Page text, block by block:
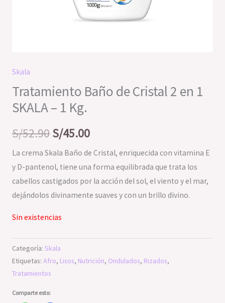
Skala
Tratamiento Baño de Cristal 2 en 1
SKALA – 1 Kg.
S/52.90 S/45.00
La crema Skala Baño de Cristal, enriquecida con vitamina E
y D-pantenol, tiene una forma equilibrada que trata los
cabellos castigados por la acción del sol, el viento y el mar,
dejándolos divinamente suaves y con un brillo divino.
Sin existencias
Categoría: Skala
Etiquetas: Afro, Lisos, Nutrición, Ondulados, Rizados,
Tratamientos
Comparte esto: